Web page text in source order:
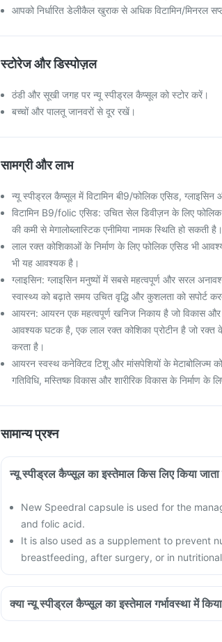
आपको निर्धारित डेलीकैल खुराक से अधिक विटामिन/मिनरल
स्टोरेज और डिस्पोज़ल
ठंडी और सूखी जगह पर न्यू स्पीड्रल कैप्सूल को स्टोर करें।
बच्चों और पालतू जानवरों से दूर रखें।
सामग्री और लाभ
न्यू स्पीड्रल कैप्सूल में विटामिन बी9/फोलिक एसिड,
विटामिन B9/folic एसिड: उचित सेल डिवीज़न के लिए फोलिक
की कमी से मेगालोब्लास्टिक एनीमिया नामक स्थिति हो सकती है।
लाल रक्त कोशिकाओं के निर्माण के लिए फोलिक एसिड भी
भी यह आवश्यक है।
ग्लाइसिन: ग्लाइसिन मनुष्यों में सबसे महत्वपूर्ण और सरल
स्वास्थ्य को बढ़ाते समय उचित वृद्धि और कुशलता को सपोर्ट
आयरन: आयरन एक महत्वपूर्ण खनिज निकाय है जो विकास और
आवश्यक घटक है, एक लाल रक्त कोशिका प्रोटीन है जो रक्त
करता है।
आयरन स्वस्थ कनेक्टिव टिशू और मांसपेशियों के मेटाबोलिज्म
गतिविधि, मस्तिष्क विकास और शारीरिक विकास के निर्माण के
सामान्य प्रश्न
न्यू स्पीड्रल कैप्सूल का इस्तेमाल किस लिए किया जाता
New Speedral capsule is used for the
and folic acid.
It is also used as a supplement to prevent
breastfeeding, after surgery, or in
क्या न्यू स्पीड्रल कैप्सूल का इस्तेमाल गर्भावस्था में